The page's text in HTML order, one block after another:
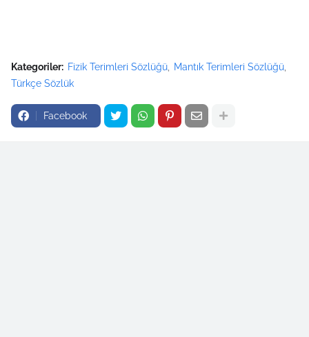
Kategoriler: Fizik Terimleri Sözlüğü
Mantık Terimleri Sözlüğü
Türkçe Sözlük
Facebook